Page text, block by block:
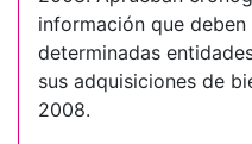
información que
determinadas
sus adquisiciones de
2008.